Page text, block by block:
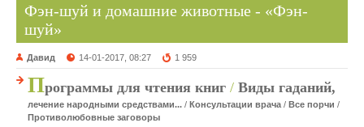
Фэн-шуй и домашние животные - «Фэн-
шуй»
Давид 14-01-2017, 08:27 1 959
Программы для чтения книг / Виды гаданий,
лечение народными средствами... / Консультации врача / Все порчи /
Противолюбовные заговоры